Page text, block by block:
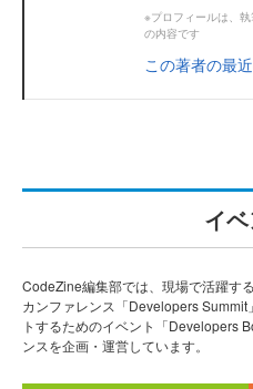
※プロフィールは、
の内容です
この著者の最
イ
CodeZine編集部では、現場で活躍す
カンファレンス「Developers
トするためのイベント「Developers
ンスを企画・運営しています。